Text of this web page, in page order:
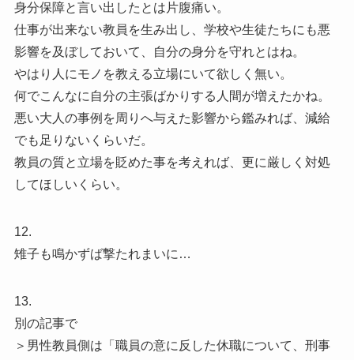
身分保障と言い出したとは片腹痛い。
仕事が出来ない教員を生み出し、学校や生徒たちにも悪
影響を及ぼしておいて、自分の身分を守れとはね。
やはり人にモノを教える立場にいて欲しく無い。
何でこんなに自分の主張ばかりする人間が増えたかね。
悪い大人の事例を周りへ与えた影響から鑑みれば、減給
でも足りないくらいだ。
教員の質と立場を貶めた事を考えれば、更に厳しく対処
してほしいくらい。
12.
雉子も鳴かずば撃たれまいに…
13.
別の記事で
＞男性教員側は「職員の意に反した休職について、刑事